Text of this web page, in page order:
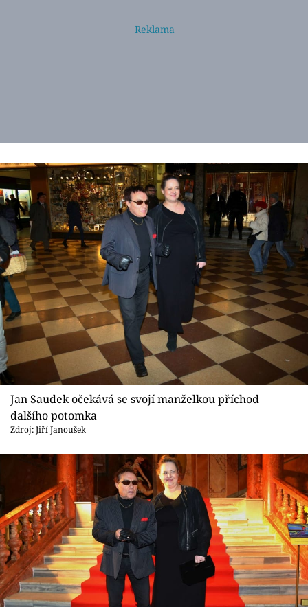
Jan Saudek očekává se svojí manželkou příchod
dalšího potomka
Zdroj: Jiří Janoušek